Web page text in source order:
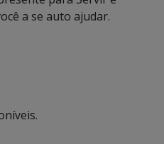
a se auto ajudar.